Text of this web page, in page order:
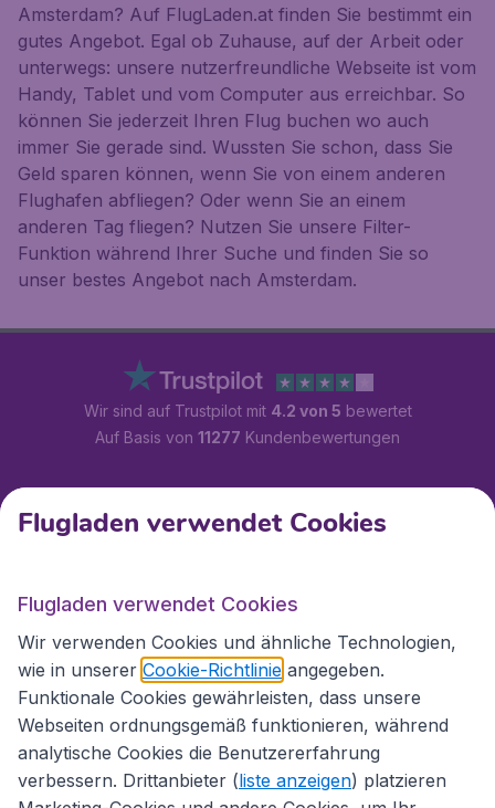
Amsterdam? Auf FlugLaden.at finden Sie bestimmt ein
gutes Angebot. Egal ob Zuhause, auf der Arbeit oder
unterwegs: unsere nutzerfreundliche Webseite ist vom
Handy, Tablet und vom Computer aus erreichbar. So
können Sie jederzeit Ihren Flug buchen wo auch
immer Sie gerade sind. Wussten Sie schon, dass Sie
Geld sparen können, wenn Sie von einem anderen
Flughafen abfliegen? Oder wenn Sie an einem
anderen Tag fliegen? Nutzen Sie unsere Filter-
Funktion während Ihrer Suche und finden Sie so
unser bestes Angebot nach Amsterdam.
Wir sind auf Trustpilot mit 4.2 von 5 bewertet
Auf Basis von 11277 Kundenbewertungen
Kundenservice
Flugladen.at
Internationale Webseiten
Flugladen verwendet Cookies
Flugladen verwendet Cookies
Wir verwenden Cookies und ähnliche Technologien,
wie in unserer Cookie-Richtlinie angegeben.
Funktionale Cookies gewährleisten, dass unsere
Webseiten ordnungsgemäß funktionieren, während
analytische Cookies die Benutzererfahrung
verbessern. Drittanbieter (liste anzeigen) platzieren